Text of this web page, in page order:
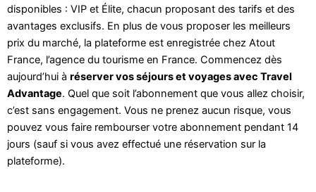
disponibles : VIP et Élite, chacun proposant des tarifs et des
avantages exclusifs. En plus de vous proposer les meilleurs
prix du marché, la plateforme est enregistrée chez Atout
France, l’agence du tourisme en France. Commencez dès
aujourd’hui à réserver vos séjours et voyages avec Travel
Advantage. Quel que soit l’abonnement que vous allez choisir,
c’est sans engagement. Vous ne prenez aucun risque, vous
pouvez vous faire rembourser votre abonnement pendant 14
jours (sauf si vous avez effectué une réservation sur la
plateforme).